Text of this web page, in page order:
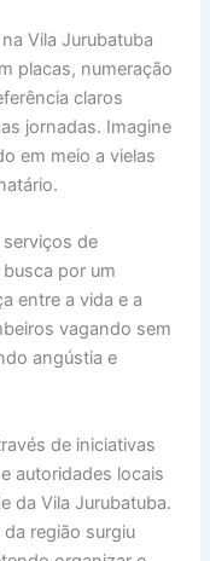
Vila Jurubatuba
placas, numeração
claros
jornadas. Imagine
em meio a vielas
serviços de
por um
entre a vida e a
vagando sem
angústia e
de iniciativas
autoridades locais
da Vila Jurubatuba.
região surgiu